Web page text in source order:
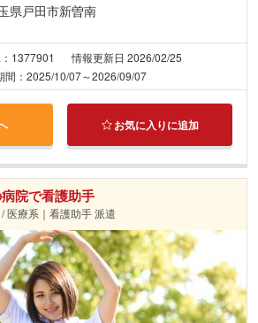
県戸田市新曽南
1377901
情報更新日 2026/02/25
間：2025/10/07～2026/09/07
お気に入りに追加
院で看護助手
医療系｜看護助手 派遣